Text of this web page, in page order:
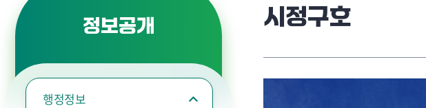
정보공개
행정정보
시정구호